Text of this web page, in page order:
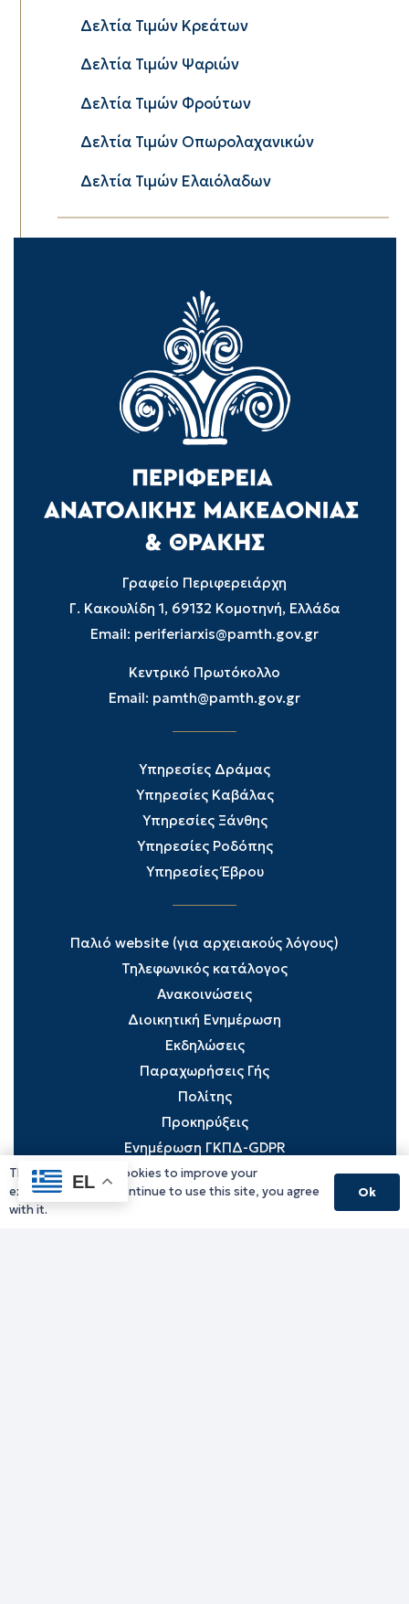
Δελτία Τιμών Κρεάτων
Δελτία Τιμών Ψαριών
Δελτία Τιμών Φρούτων
Δελτία Τιμών Οπωρολαχανικών
Δελτία Τιμών Ελαιόλαδων
Γραφείο Περιφερειάρχη
Γ. Κακουλίδη 1, 69132 Κομοτηνή, Ελλάδα
Email: periferiarxis@pamth.gov.gr
Κεντρικό Πρωτόκολλο
Email: pamth@pamth.gov.gr
Υπηρεσίες Δράμας
Υπηρεσίες Καβάλας
Υπηρεσίες Ξάνθης
Υπηρεσίες Ροδόπης
Υπηρεσίες Έβρου
Παλιό website (για αρχειακούς λόγους)
Τηλεφωνικός κατάλογος
Ανακοινώσεις
Διοικητική Ενημέρωση
Εκδηλώσεις
Παραχωρήσεις Γής
Πολίτης
Προκηρύξεις
Ενημέρωση ΓΚΠΔ-GDPR
EL
This website uses cookies to improve your
experience. If you continue to use this site, you agree
with it.
Ok